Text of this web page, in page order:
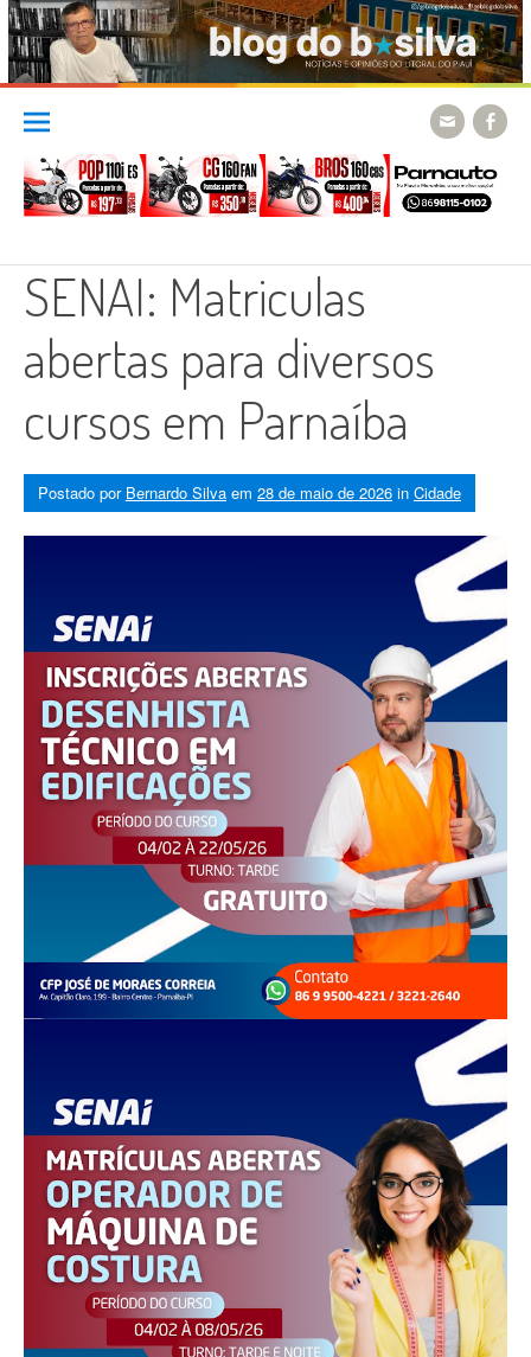
Skip
content
SENAI: Matriculas
abertas para diversos
cursos em Parnaíba
Postado por Bernardo Silva em 28 de maio de 2026 in Cidade